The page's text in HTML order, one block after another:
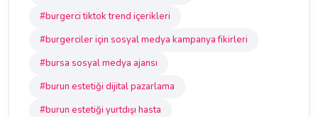
#burgerci tiktok trend içerikleri
#burgerciler için sosyal medya kampanya fikirleri
#bursa sosyal medya ajansı
#burun estetiği dijital pazarlama
#burun estetiği yurtdışı hasta